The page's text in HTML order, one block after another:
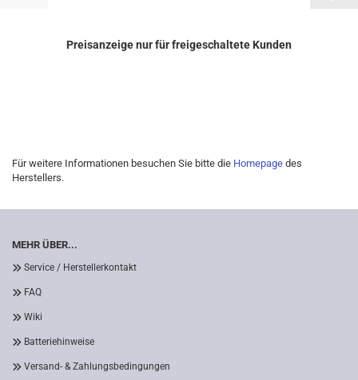
Preisanzeige nur für freigeschaltete Kunden
Für weitere Informationen besuchen Sie bitte die Homepage des
Herstellers.
MEHR ÜBER...
Service / Herstellerkontakt
FAQ
Wiki
Batteriehinweise
Versand- & Zahlungsbedingungen